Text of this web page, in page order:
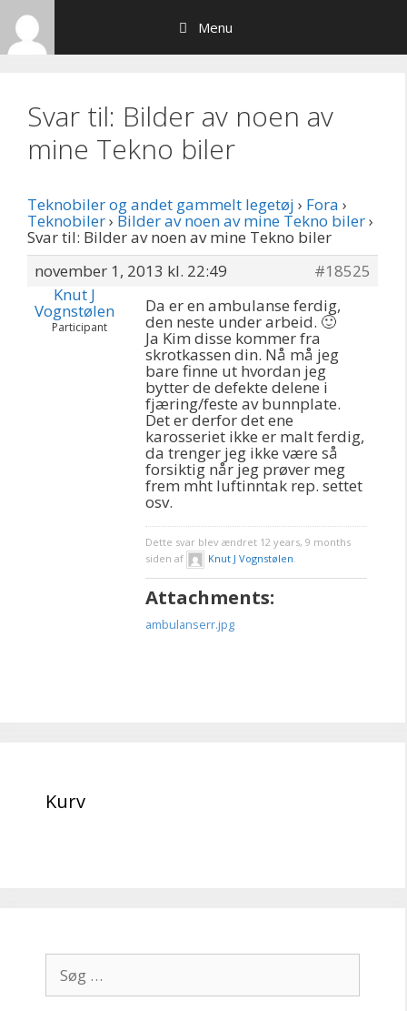
Hop
indhold
Menu
Svar til: Bilder av noen av
mine Tekno biler
Teknobiler og andet gammelt legetøj › Fora ›
Teknobiler› Bilder av noen av mine Tekno biler›
Svar til: Bilder av noen av mine Tekno biler
november 1, 2013 kl. 22:49
#18525
Knut J
Vognstølen
Participant
Da er en ambulanse ferdig,
den neste under arbeid. 🙂
Ja Kim disse kommer fra
skrotkassen din. Nå må jeg
bare finne ut hvordan jeg
bytter de defekte delene i
fjæring/feste av bunnplate.
Det er derfor det ene
karosseriet ikke er malt ferdig,
da trenger jeg ikke være så
forsiktig når jeg prøver meg
frem mht luftinntak rep. settet
osv.
Dette svar blev ændret 12 years, 9 months
siden af
Knut J Vognstølen.
Attachments:
ambulanserr.jpg
Kurv
efter: